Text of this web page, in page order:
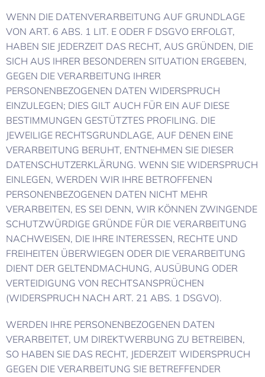
WENN DIE DATENVERARBEITUNG AUF GRUNDLAGE
VON ART. 6 ABS. 1 LIT. E ODER F DSGVO ERFOLGT,
HABEN SIE JEDERZEIT DAS RECHT, AUS GRÜNDEN, DIE
SICH AUS IHRER BESONDEREN SITUATION ERGEBEN,
GEGEN DIE VERARBEITUNG IHRER
PERSONENBEZOGENEN DATEN WIDERSPRUCH
EINZULEGEN; DIES GILT AUCH FÜR EIN AUF DIESE
BESTIMMUNGEN GESTÜTZTES PROFILING. DIE
JEWEILIGE RECHTSGRUNDLAGE, AUF DENEN EINE
VERARBEITUNG BERUHT, ENTNEHMEN SIE DIESER
DATENSCHUTZERKLÄRUNG. WENN SIE WIDERSPRUCH
EINLEGEN, WERDEN WIR IHRE BETROFFENEN
PERSONENBEZOGENEN DATEN NICHT MEHR
VERARBEITEN, ES SEI DENN, WIR KÖNNEN ZWINGENDE
SCHUTZWÜRDIGE GRÜNDE FÜR DIE VERARBEITUNG
NACHWEISEN, DIE IHRE INTERESSEN, RECHTE UND
FREIHEITEN ÜBERWIEGEN ODER DIE VERARBEITUNG
DIENT DER GELTENDMACHUNG, AUSÜBUNG ODER
VERTEIDIGUNG VON RECHTSANSPRÜCHEN
(WIDERSPRUCH NACH ART. 21 ABS. 1 DSGVO).
WERDEN IHRE PERSONENBEZOGENEN DATEN
VERARBEITET, UM DIREKTWERBUNG ZU BETREIBEN,
SO HABEN SIE DAS RECHT, JEDERZEIT WIDERSPRUCH
GEGEN DIE VERARBEITUNG SIE BETREFFENDER